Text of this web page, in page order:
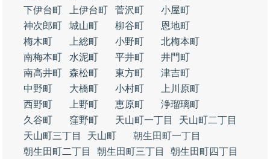
下伊台町
上伊台町 菅沢町
小屋町
神次郎町
城山町 柳谷町
恩地町
梅木町
上総町 小野町
北梅本町
南梅本町
水泥町 平井町
井門町
南高井町
森松町 東方町
津吉町
中野町
大橋町 小村町
上川原町
西野町
上野町 恵原町
浄瑠璃町
久谷町
窪野町 天山町一丁目
天山町二丁目
天山町三丁目
天山町
朝生田町一丁目
朝生田町二丁目
朝生田町三丁目
朝生田町四丁目